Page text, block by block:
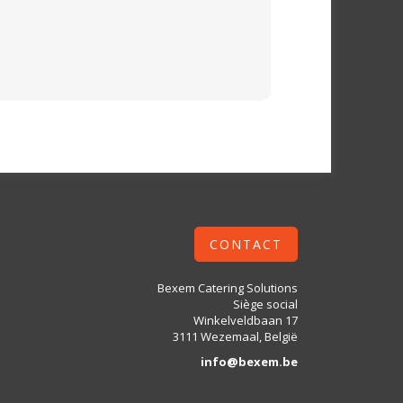
CONTACT
Bexem Catering Solutions
Siège social
Winkelveldbaan 17
3111 Wezemaal, België
info@bexem.be